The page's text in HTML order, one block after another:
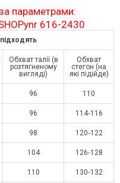
параметрами:
616-2430
Обхват талії (в
розтягненому
вигляді)
Обхват
стегон (на
які підійде)
96 110
96 114‑116
98 120‑122
104 126‑128
110 130‑132